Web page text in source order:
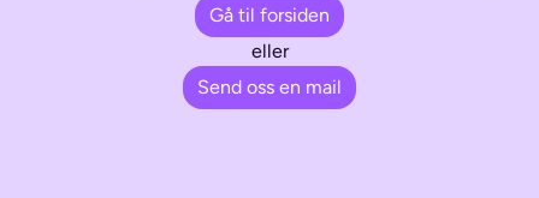
Gå til forsiden
eller
Send oss en mail